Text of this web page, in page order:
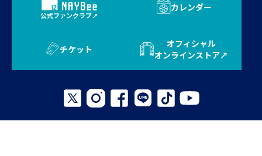
公式ファンクラブ
カレンダー
チケット
オフィシャル
オンラインストア